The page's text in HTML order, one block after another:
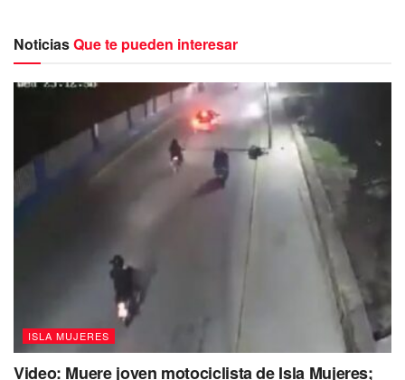
centímetros. Estas dimensiones indican que se trata
de un ejemplar adulto de esta especie marina.
Los varamientos de tortugas marinas son
situaciones en las que estos animales
NoticiasQue te pueden interesar
ISLA MUJERES
Video: Muere joven motociclista de Isla Mujeres;